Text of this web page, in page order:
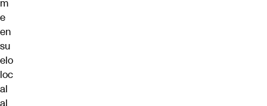
m
e
en
su
elo
loc
al
al